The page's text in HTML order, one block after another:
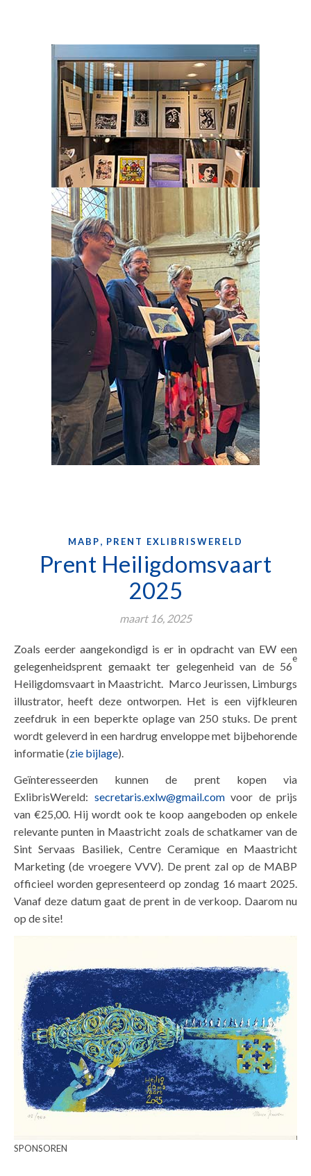
MABP, PRENT EXLIBRISWERELD
Prent Heiligdomsvaart
2025
maart 16, 2025
Zoals eerder aangekondigd is er in opdracht van EW een
gelegenheidsprent gemaakt ter gelegenheid van de 56
e
Heiligdomsvaart in Maastricht. Marco Jeurissen, Limburgs
illustrator, heeft deze ontworpen. Het is een vijfkleuren
zeefdruk in een beperkte oplage van 250 stuks. De prent
wordt geleverd in een hardrug enveloppe met bijbehorende
informatie (zie bijlage).
Geïnteresseerden kunnen de prent kopen via
ExlibrisWereld: secretaris.exlw@gmail.comvoor de prijs
van €25,00. Hij wordt ook te koop aangeboden op enkele
relevante punten in Maastricht zoals de schatkamer van de
Sint Servaas Basiliek, Centre Ceramique en Maastricht
Marketing (de vroegere VVV). De prent zal op de MABP
officieel worden gepresenteerd op zondag 16 maart 2025.
Vanaf deze datum gaat de prent in de verkoop. Daarom nu
op de site!
SPONSOREN